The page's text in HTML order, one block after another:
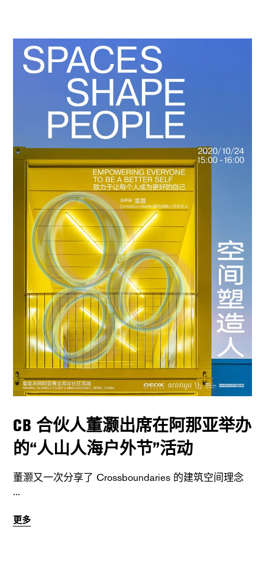
CB 合伙人董灏出席在阿那亚举办
的“人山人海户外节”活动
董灏又一次分享了 Crossboundaries 的建筑空间理念
更多